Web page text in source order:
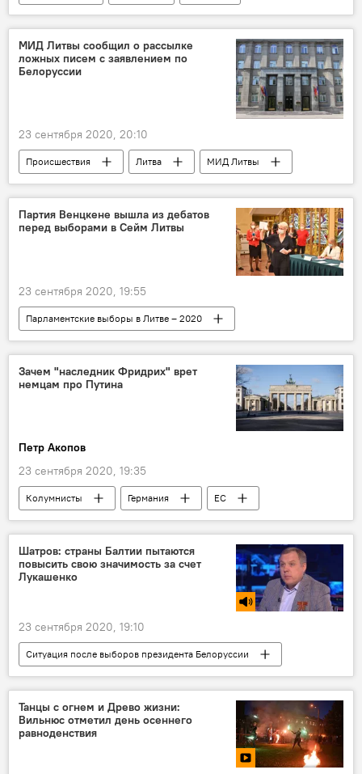
засуха
МИД Литвы сообщил о рассылке
ложных писем с заявлением по
Белоруссии
23 сентября 2020, 20:10
Происшествия Литва МИД Литвы
Партия Венцкене вышла из дебатов
перед выборами в Сейм Литвы
23 сентября 2020, 19:55
Парламентские выборы в Литве – 2020
Политика
Неринга Венцкене
Сейм Литвы
парламентские выборы
Литва
Зачем "наследник Фридрих" врет
немцам про Путина
Петр Акопов
23 сентября 2020, 19:35
Колумнисты Германия
ЕС
Владимир Путин
мигранты
Шатров: страны Балтии пытаются
повысить свою значимость за счет
Лукашенко
23 сентября 2020, 19:10
Ситуация после выборов президента Белоруссии
Радио
Александр Лукашенко
Белоруссия
Танцы с огнем и Древо жизни:
Вильнюс отметил день осеннего
равноденствия